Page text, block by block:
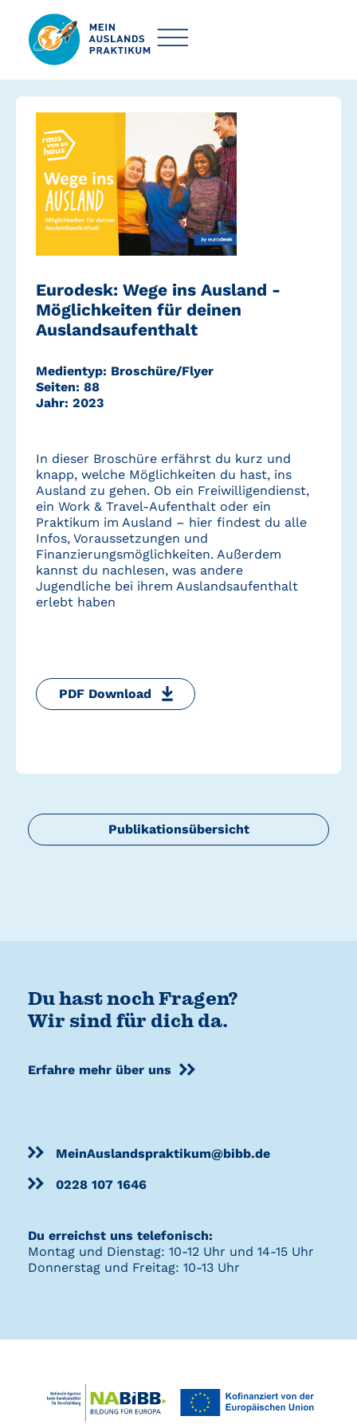
Eurodesk: Wege ins Ausland -
Möglichkeiten für deinen
Auslandsaufenthalt
Medientyp: Broschüre/Flyer
Seiten: 88
Jahr: 2023
In dieser Broschüre erfährst du kurz und
knapp, welche Möglichkeiten du hast, ins
Ausland zu gehen. Ob ein Freiwilligendienst,
ein Work & Travel-Aufenthalt oder ein
Praktikum im Ausland – hier findest du alle
Infos, Voraussetzungen und
Finanzierungsmöglichkeiten. Außerdem
kannst du nachlesen, was andere
Jugendliche bei ihrem Auslandsaufenthalt
erlebt haben
PDF Download
Publikationsübersicht
Du hast noch Fragen?
Wir sind für dich da.
Erfahre mehr über uns
MeinAuslandspraktikum@bibb.de
0228 107 1646
Du erreichst uns telefonisch:
Montag und Dienstag: 10-12 Uhr und 14-15 Uhr
Donnerstag und Freitag: 10-13 Uhr